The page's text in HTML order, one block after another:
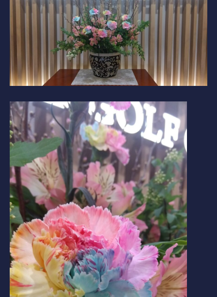
ドレスコードについて
施設紹介
コース紹介
ゲスト料金
歴史
新規会員権について
アクセス
提携ゴルフ場
三味亭
プライバシーポリシー